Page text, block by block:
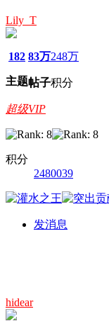
Lily_T
182
主题
83万
帖子
248万
积分
超级VIP
积分
2480039
发消息
hidear